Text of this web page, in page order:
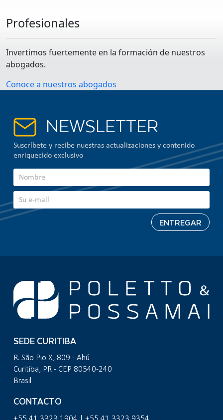
Profesionales
Invertimos fuertemente en la formación de nuestros
abogados.
Conoce a nuestros abogados
NEWSLETTER
Suscríbete y recibe nuestras actualizaciones y contenido
enriquecido exclusivo
SEDE CURITIBA
R. São Pio X, 809 - Ahú
Curitiba, PR - CEP 80540-240
Brasil
CONTACTO